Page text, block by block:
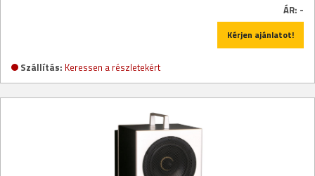
ÁR: -
Kérjen ajánlatot!
Szállítás: Keressen a részletekért